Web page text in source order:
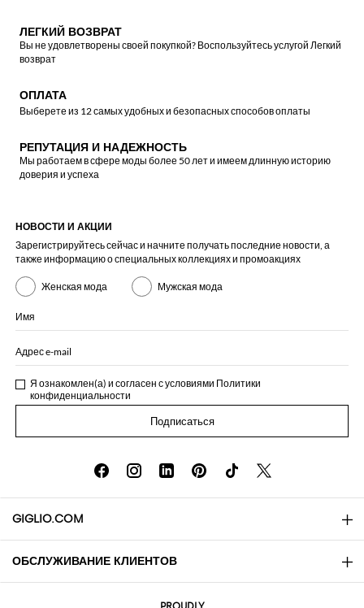
ЛЕГКИЙ ВОЗВРАТ
Вы не удовлетворены своей покупкой? Воспользуйтесь услугой Легкий
возврат
ОПЛАТА
Выберете из 12 самых удобных и безопасных способов оплаты
РЕПУТАЦИЯ И НАДЕЖНОСТЬ
Мы работаем в сфере моды более 50 лет и имеем длинную историю
доверия и успеха
НОВОСТИ И АКЦИИ
Зарегистрируйтесь сейчас и начните получать последние новости, а
также информацию о специальных коллекциях и промоакциях
Женская мода Мужская мода
Имя
Адрес e-mail
Я ознакомлен(а) и согласен с условиями Политики
конфиденциальности
Подписаться
GIGLIO.COM
About
ОБСЛУЖИВАНИЕ КЛИЕНТОВ